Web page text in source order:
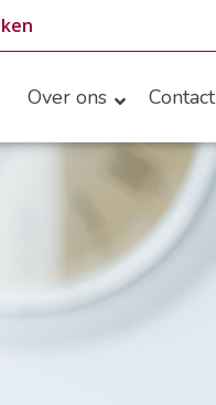
Over ons Contact